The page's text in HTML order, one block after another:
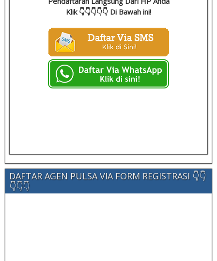
Klik 👇👇👇👇👇 Di Bawah ini!
DAFTAR AGEN PULSA VIA FORM REGISTRASI 👇👇
👇👇👇